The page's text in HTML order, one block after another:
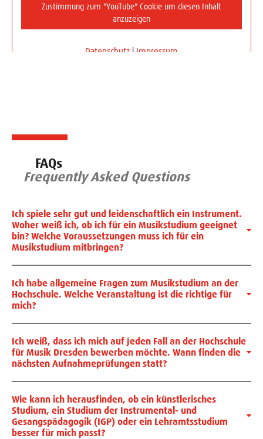
Zustimmung zum "YouTube" Cookie um diesen Inhalt
anzuzeigen
Datenschutz | Impressum
FAQs
Frequently Asked Questions
Ich spiele sehr gut und leidenschaftlich ein Instrument.
Woher weiß ich, ob ich für ein Musikstudium geeignet
bin? Welche Voraussetzungen muss ich für ein
Musikstudium mitbringen?
Ich habe allgemeine Fragen zum Musikstudium an der
Hochschule. Welche Veranstaltung ist die richtige für
mich?
Ich weiß, dass ich mich auf jeden Fall an der Hochschule
für Musik Dresden bewerben möchte. Wann finden die
nächsten Aufnahmeprüfungen statt?
Wie kann ich herausfinden, ob ein künstlerisches
Studium, ein Studium der Instrumental- und
Gesangspädagogik (IGP) oder ein Lehramtsstudium
besser für mich passt?